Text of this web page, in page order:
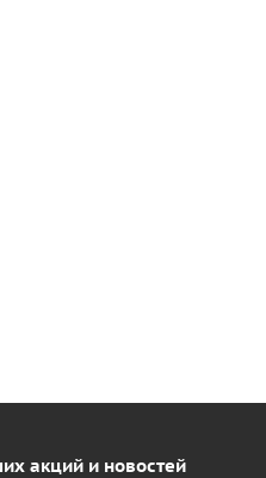
акций и новостей